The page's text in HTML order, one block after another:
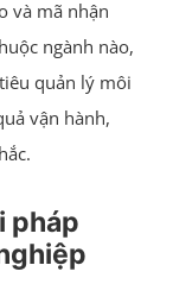
và mã nhận
ngành nào,
quản lý môi
vận hành,
pháp